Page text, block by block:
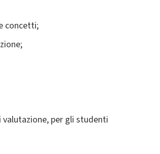
concetti;
per gli studenti